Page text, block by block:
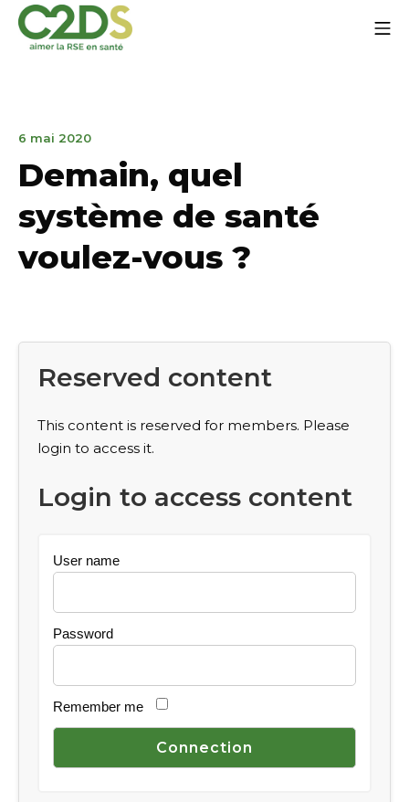
content
6 mai 20206
2020
Demain, quel
système de santé
voulez-vous ?
Reserved content
This content is reserved for members. Please
login to access it.
Login to access content
User name
Password
Remember me